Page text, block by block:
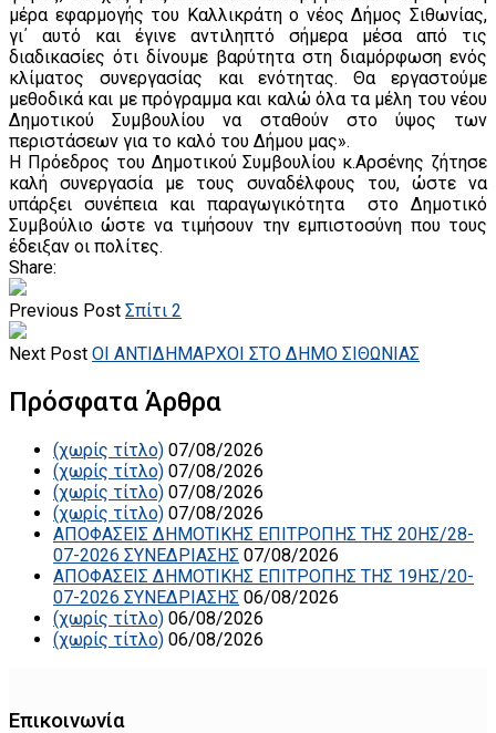
μέρα εφαρμογής του Καλλικράτη ο νέος Δήμος Σιθωνίας,
γι΄ αυτό και έγινε αντιληπτό σήμερα μέσα από τις
διαδικασίες ότι δίνουμε βαρύτητα στη διαμόρφωση ενός
κλίματος συνεργασίας και ενότητας. Θα εργαστούμε
μεθοδικά και με πρόγραμμα και καλώ όλα τα μέλη του νέου
Δημοτικού Συμβουλίου να σταθούν στο ύψος των
περιστάσεων για το καλό του Δήμου μας».
Η Πρόεδρος του Δημοτικού Συμβουλίου κ.Αρσένης ζήτησε
καλή συνεργασία με τους συναδέλφους του, ώστε να
υπάρξει συνέπεια και παραγωγικότητα στο Δημοτικό
Συμβούλιο ώστε να τιμήσουν την εμπιστοσύνη που τους
έδειξαν οι πολίτες.
Share:
Previous Post Σπίτι 2
Next Post ΟΙ ΑΝΤΙΔΗΜΑΡΧΟΙ ΣΤΟ ΔΗΜΟ ΣΙΘΩΝΙΑΣ
Πρόσφατα Άρθρα
(χωρίς τίτλο) 07/08/2026
(χωρίς τίτλο) 07/08/2026
(χωρίς τίτλο) 07/08/2026
(χωρίς τίτλο) 07/08/2026
ΑΠΟΦΑΣΕΙΣ ΔΗΜΟΤΙΚΗΣ ΕΠΙΤΡΟΠΗΣ ΤΗΣ 20ΗΣ/28-
07-2026 ΣΥΝΕΔΡΙΑΣΗΣ 07/08/2026
ΑΠΟΦΑΣΕΙΣ ΔΗΜΟΤΙΚΗΣ ΕΠΙΤΡΟΠΗΣ ΤΗΣ 19ΗΣ/20-
07-2026 ΣΥΝΕΔΡΙΑΣΗΣ 06/08/2026
(χωρίς τίτλο) 06/08/2026
(χωρίς τίτλο) 06/08/2026
Επικοινωνία